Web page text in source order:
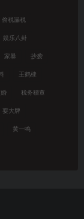
偷税漏税
娱乐八卦
家暴 抄袭
王鹤棣
婚 税务稽查
耍大牌
黄一鸣